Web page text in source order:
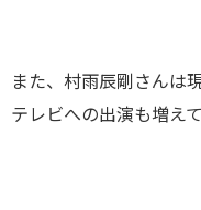
また、村雨辰剛さんは
テレビへの出演も増え